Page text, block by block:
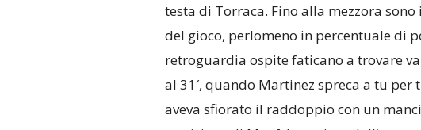
testa di Torraca. Fino alla mezzora
del gioco, perlomeno in percentuale di
retroguardia ospite faticano a trovare
al 31′, quando Martinez spreca a tu per
aveva sfiorato il raddoppio con un